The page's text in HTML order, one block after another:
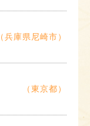
（兵庫県尼崎市）
（東京都）